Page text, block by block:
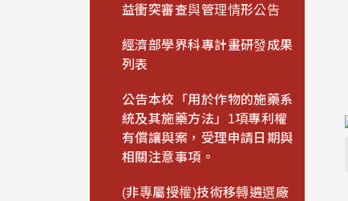
益衝突審查與管理情形公告
經濟部學界科專計畫研發成果
列表
公告本校「用於作物的施藥系
統及其施藥方法」1項專利權
有償讓與案，受理申請日期與
相關注意事項。
(非專屬授權)技術移轉遴選廠